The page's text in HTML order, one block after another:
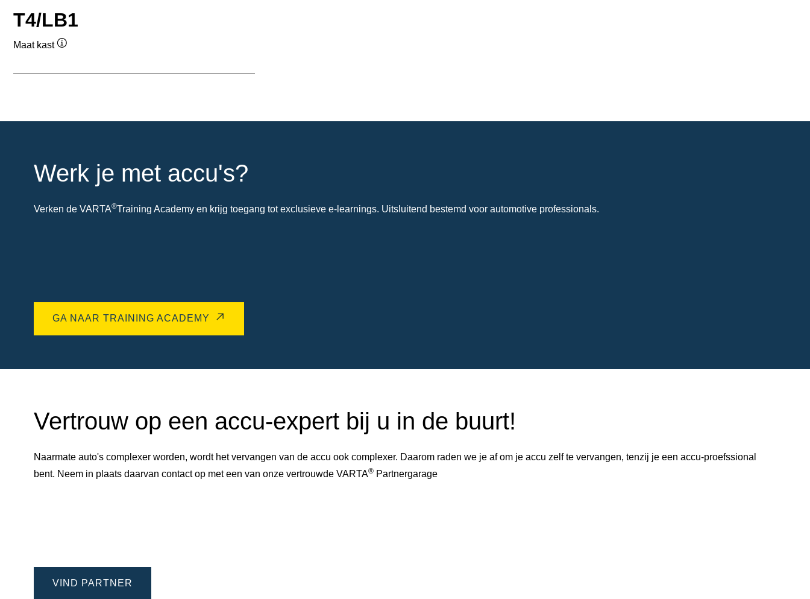
T4/LB1
Maat kast
de
Werk je met accu's?
Verken de VARTA®Training Academy en krijg toegang tot exclusieve e-learnings. Uitsluitend bestemd voor automotive professionals.
GA NAAR TRAINING ACADEMY
Vertrouw op een accu-expert bij u in de buurt!
Naarmate auto's complexer worden, wordt het vervangen van de accu ook complexer. Daarom raden we je af om je accu zelf te vervangen, tenzij je een accu-proefssional
bent. Neem in plaats daarvan contact op met een van onze vertrouwde VARTA® Partnergarage
VIND PARTNER